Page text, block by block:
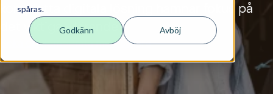
spåras.
Godkänn Avböj
kompletta digitala lösning hamnar fokus på
det viktiga - lärandet!
Boka en demoPrata med säljare